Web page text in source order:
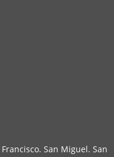
San Miguel. San